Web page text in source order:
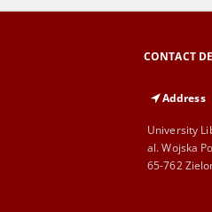
CONTACT
Address
University
al. Wojska
65-762